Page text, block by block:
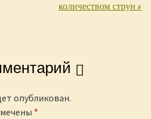
количеством струн»
опубликован.
*